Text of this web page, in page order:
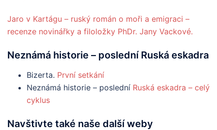
Jaro v Kartágu – ruský román o moři a emigraci –
recenze novinářky a filoložky PhDr. Jany Vackové.
Neznámá historie – poslední Ruská eskadra
Bizerta. První setkání
Neznámá historie – poslední Ruská eskadra – celý
cyklus
Navštivte také naše další weby